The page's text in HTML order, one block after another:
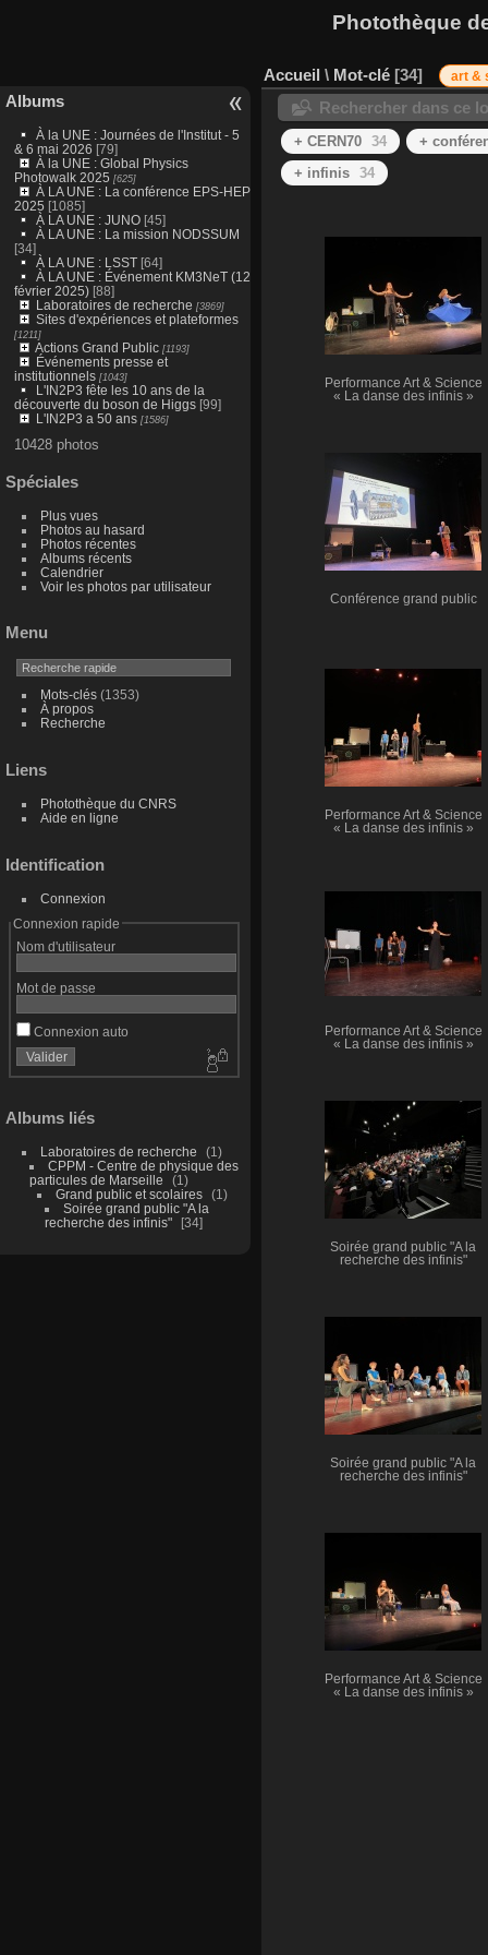
Photothèque
Albums
À la UNE : Journées de l'Institut - 5
& 6 mai 2026 [79]
À la UNE : Global Physics
Photowalk 2025 [625]
À LA UNE : La conférence EPS-HEP
2025 [1085]
À LA UNE : JUNO [45]
À LA UNE : La mission NODSSUM
[34]
À LA UNE : LSST[64]
À LA UNE : Événement KM3NeT (12
février 2025)[88]
Laboratoires de recherche [3869]
Sites d'expériences et plateformes
[1211]
Actions Grand Public[1193]
Événements presse et
institutionnels[1043]
L'IN2P3 fête les 10 ans de la
découverte du boson de Higgs[99]
L'IN2P3 a 50 ans[1586]
10428 photos
Spéciales
Plus vues
Photos au hasard
Photos récentes
Albums récents
Calendrier
Voir les photos par utilisateur
Menu
Mots-clés(1353)
À propos
Recherche
Liens
Photothèque du CNRS
Aide en ligne
Identification
Connexion
Connexion rapide
Nom d'utilisateur
Mot de passe
Connexion auto
Albums liés
Laboratoires de recherche
1
CPPM - Centre de physique des
particules de Marseille
1
Grand public et scolaires
1
Soirée grand public "A la
recherche des infinis"
34
Accueil \ Mot-clé 34 art &
Rechercher dans ce
+ CERN70 34
+
+ infinis 34
Performance Art & Science
« La danse des infinis »
Conférence grand public
Performance Art & Science
« La danse des infinis »
Performance Art & Science
« La danse des infinis »
Soirée grand public "A la
recherche des infinis"
Soirée grand public "A la
recherche des infinis"
Performance Art & Science
« La danse des infinis »